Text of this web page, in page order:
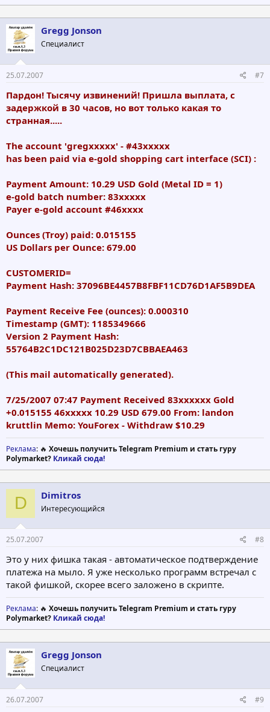
Gregg Jonson
Специалист
25.07.2007 #7
Пардон! Тысячу извинений! Пришла выплата, с
задержкой в 30 часов, но вот только какая то
странная.....
The account 'gregххххх' - #43ххххх
has been paid via e-gold shopping cart interface (SCI) :
Payment Amount: 10.29 USD Gold (Metal ID = 1)
e-gold batch number: 83ххххх
Payer e-gold account #46хххх
Ounces (Troy) paid: 0.015155
US Dollars per Ounce: 679.00
CUSTOMERID=
Payment Hash: 37096BE4457B8FBF11CD76D1AF5B9DEA
Payment Receive Fee (ounces): 0.000310
Timestamp (GMT): 1185349666
Version 2 Payment Hash:
55764B2C1DC121B025D23D7CBBAEA463
(This mail automatically generated).
7/25/2007 07:47 Payment Received 83хххххх Gold
+0.015155 46ххххх 10.29 USD 679.00 From: landon
kruttlin Memo: YouForex - Withdraw $10.29
Реклама: 🔥 Хочешь получить Telegram Premium и стать гуру
Polymarket? Кликай сюда!
D Dimitros
Интересующийся
25.07.2007 #8
Это у них фишка такая - автоматическое подтверждение
платежа на мыло. Я уже несколько программ встречал с
такой фишкой, скорее всего заложено в скрипте.
Реклама: 🔥 Хочешь получить Telegram Premium и стать гуру
Polymarket? Кликай сюда!
Gregg Jonson
Специалист
26.07.2007 #9